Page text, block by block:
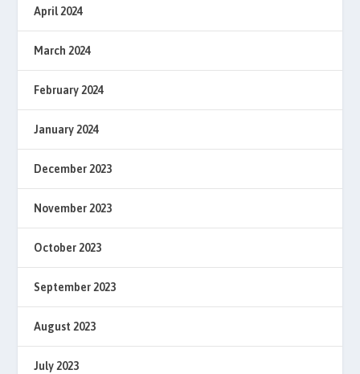
April 2024
March 2024
February 2024
January 2024
December 2023
November 2023
October 2023
September 2023
August 2023
July 2023